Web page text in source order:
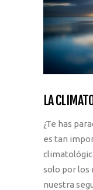
LA
¿Te has
es tan
solo por los
nuestra